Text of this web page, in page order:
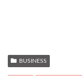
BUSINESS